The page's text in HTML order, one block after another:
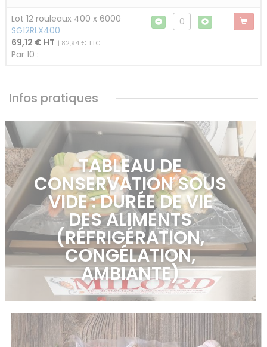
Lot 12 rouleaux 400 x 6000
SG12RLX400
69,12 € HT | 82,94 € TTC
Par 10 :
Infos pratiques
TABLEAU DE
CONSERVATION SOUS
VIDE : DURÉE DE VIE
DES ALIMENTS
(RÉFRIGÉRATION,
CONGÉLATION,
AMBIANTE)
en savoir plus >